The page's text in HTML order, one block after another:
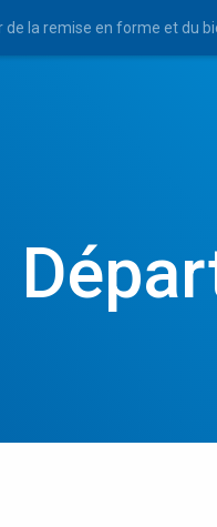
de la remise en forme et du